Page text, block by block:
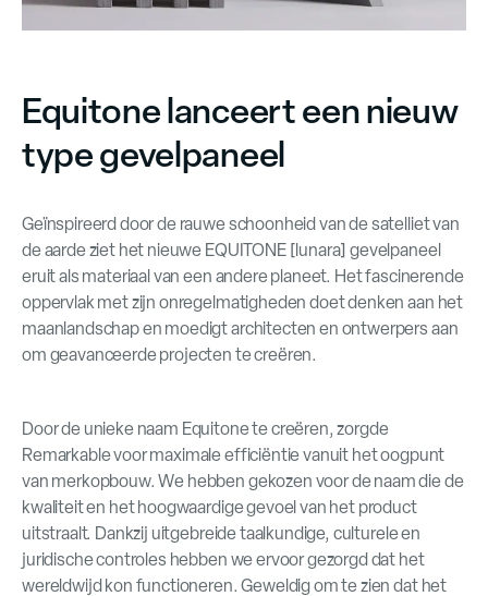
Equitone lanceert een nieuw
type gevelpaneel
Geïnspireerd door de rauwe schoonheid van de satelliet van
de aarde ziet het nieuwe EQUITONE [lunara] gevelpaneel
eruit als materiaal van een andere planeet. Het fascinerende
oppervlak met zijn onregelmatigheden doet denken aan het
maanlandschap en moedigt architecten en ontwerpers aan
om geavanceerde projecten te creëren.
Door de unieke naam Equitone te creëren, zorgde
Remarkable voor maximale efficiëntie vanuit het oogpunt
van merkopbouw. We hebben gekozen voor de naam die de
kwaliteit en het hoogwaardige gevoel van het product
uitstraalt. Dankzij uitgebreide taalkundige, culturele en
juridische controles hebben we ervoor gezorgd dat het
wereldwijd kon functioneren. Geweldig om te zien dat het